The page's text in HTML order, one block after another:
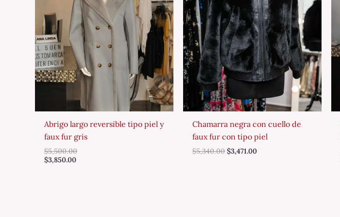
Abrigo largo reversible tipo piel y
faux fur gris
$5,500.00
$3,850.00
Chamarra negra con cuello de
faux fur con tipo piel
$5,340.00 $3,471.00